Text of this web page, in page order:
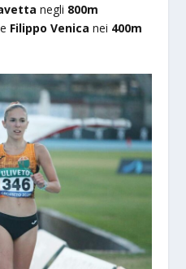
negli 800m
Filippo Venica nei 400m